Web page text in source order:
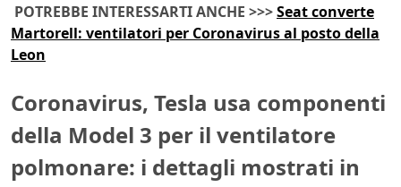
POTREBBE INTERESSARTI ANCHE >>>Seat converte
Martorell: ventilatori per Coronavirus al posto della
Leon
Coronavirus, Tesla usa componenti
della Model 3 per il ventilatore
polmonare: i dettagli mostrati in